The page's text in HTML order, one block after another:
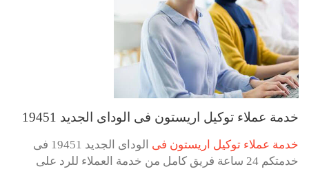
خدمة عملاء توكيل اريستون فى الوداى الجديد 19451
خدمة عملاء توكيل اريستون فى
الوداى الجديد 19451 فى
خدمتكم 24 ساعة فريق كامل من خدمة العملاء للرد على